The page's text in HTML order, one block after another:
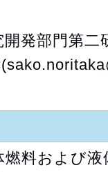
発部門第二
燃料および